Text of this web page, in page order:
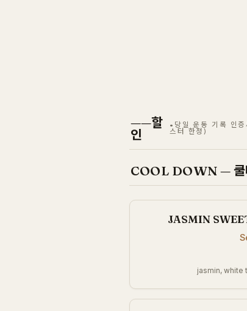
——할
인
•당일 운동 기록 인
스터 한정)
COOL DOWN — 쿨
JASMIN
jasmin, white